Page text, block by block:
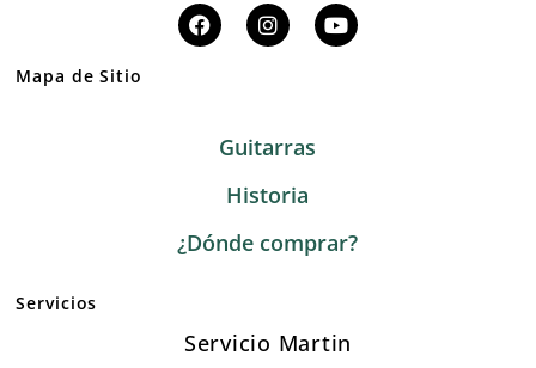
Mapa de Sitio
Guitarras
Historia
¿Dónde comprar?
Servicios
Servicio Martin